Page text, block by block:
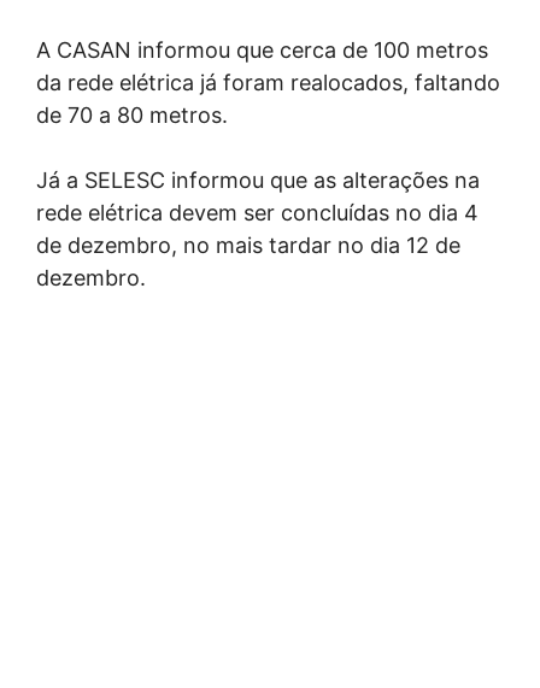
A CASAN informou que cerca de 100 metros
da rede elétrica já foram realocados, faltando
de 70 a 80 metros.
Já a SELESC informou que as alterações na
rede elétrica devem ser concluídas no dia 4
de dezembro, no mais tardar no dia 12 de
dezembro.